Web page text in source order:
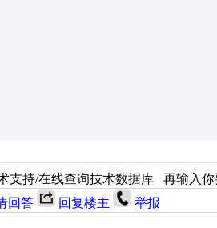
术支持/在线查询技术数据库 再输入
回答 回复楼主 举报